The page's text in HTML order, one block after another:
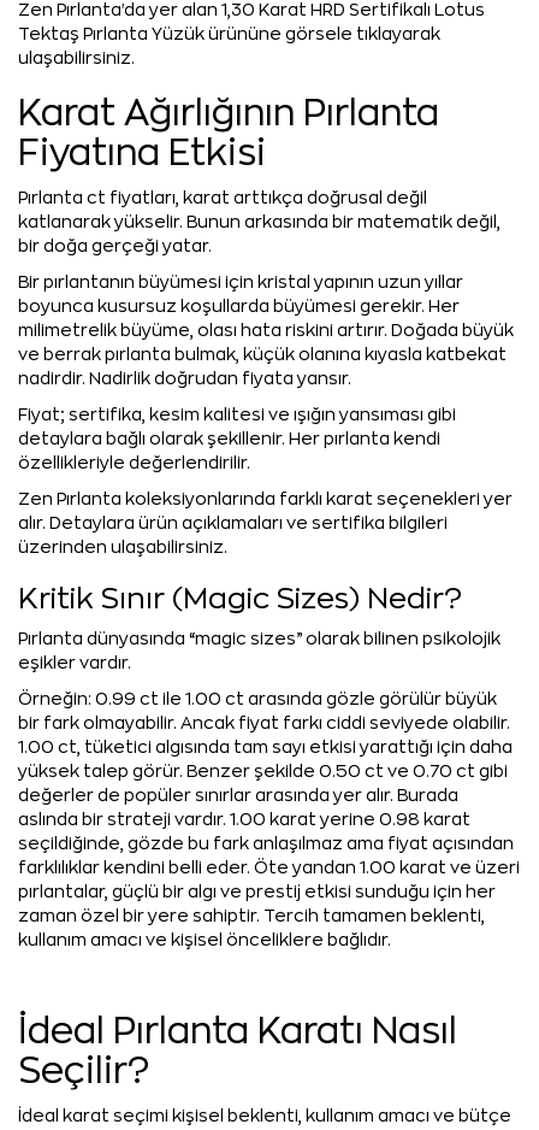
Zen Pırlanta'da yer alan 1,30 Karat HRD Sertifikalı Lotus
Tektaş Pırlanta Yüzük ürününe görsele tıklayarak
ulaşabilirsiniz.
Karat Ağırlığının Pırlanta
Fiyatına Etkisi
Pırlanta ct fiyatları, karat arttıkça doğrusal değil
katlanarak yükselir. Bunun arkasında bir matematik değil,
bir doğa gerçeği yatar.
Bir pırlantanın büyümesi için kristal yapının uzun yıllar
boyunca kusursuz koşullarda büyümesi gerekir. Her
milimetrelik büyüme, olası hata riskini artırır. Doğada büyük
ve berrak pırlanta bulmak, küçük olanına kıyasla katbekat
nadirdir. Nadirlik doğrudan fiyata yansır.
Fiyat; sertifika, kesim kalitesi ve ışığın yansıması gibi
detaylara bağlı olarak şekillenir. Her pırlanta kendi
özellikleriyle değerlendirilir.
Zen Pırlanta koleksiyonlarında farklı karat seçenekleri yer
alır. Detaylara ürün açıklamaları ve sertifika bilgileri
üzerinden ulaşabilirsiniz.
Kritik Sınır (Magic Sizes) Nedir?
Pırlanta dünyasında “magic sizes” olarak bilinen psikolojik
eşikler vardır.
Örneğin: 0.99 ct ile 1.00 ct arasında gözle görülür büyük
bir fark olmayabilir. Ancak fiyat farkı ciddi seviyede olabilir.
1.00 ct, tüketici algısında tam sayı etkisi yarattığı için daha
yüksek talep görür. Benzer şekilde 0.50 ct ve 0.70 ct gibi
değerler de popüler sınırlar arasında yer alır. Burada
aslında bir strateji vardır. 1.00 karat yerine 0.98 karat
seçildiğinde, gözde bu fark anlaşılmaz ama fiyat açısından
farklılıklar kendini belli eder. Öte yandan 1.00 karat ve üzeri
pırlantalar, güçlü bir algı ve prestij etkisi sunduğu için her
zaman özel bir yere sahiptir. Tercih tamamen beklenti,
kullanım amacı ve kişisel önceliklere bağlıdır.
İdeal Pırlanta Karatı Nasıl
Seçilir?
İdeal karat seçimi kişisel beklenti, kullanım amacı ve bütçe